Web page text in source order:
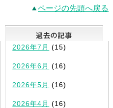
ページの先頭へ戻る
最新記事一覧
2026年7月 (15)
2026年6月 (16)
2026年5月 (16)
2026年4月 (16)